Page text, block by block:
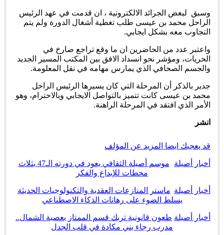
وسبق لبعض الجرائد الالكترونية ، ان قدمت في عهد الرئيس
الراحل محمد بن عيسى طلب تغطية أشغال الدورة ولم يتم
التجاوب معه بشكل ايجابي.
واعتبر عدد من الحاضرين ان ما وقع تراجع صارخ في
الحريات، ومؤشر نحو انسداد الافق بين المكتب المسير الجديد
والجسم الصحافي الذي يمارس مهامه في نقل المعلومة.
جدير بالذكر أن المرحلة التي كان يسيرها الرئيس الراحل
محمد بن عيسى كانت تتميز بالتواصل الايجابي وبالاحترام، وهو
الأمر الذي افتقد في المرحلة الراهنة.
انشر
قد يعجبك ايضا المزيد عن المؤلف
أخبار أصيلة
موسم أصيلة الثقافي يعود في دورته الـ47 بثلاث
محطات للإبداع والفكر
أخبار أصيلة ماستر المنازعات العقدية والتكنولوجيات الحديثة
يسلط الضوء على رهانات الذكاء الاصطناعي
أخبار أصيلة طعون قانونية تربك قسم الممتاز بعصبة الشمال..
مدرب رجاء بني مكادة في قلب الجدل